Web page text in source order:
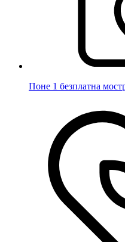
Поне 1 безплатна